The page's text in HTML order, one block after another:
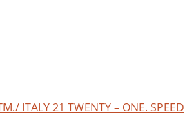
ITALY 21 TWENTY – ONE. SPEED